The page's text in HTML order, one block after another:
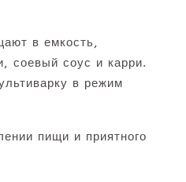
в емкость,
соевый соус и карри.
в режим
пищи и приятного